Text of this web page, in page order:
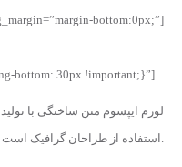
bottom:0px;”]
bottom: 30px !important;}”]
لورم ایپسوم متن ساختگی با
استفاده از طراحان گرافیک است چاپگرها و متون بلکه.